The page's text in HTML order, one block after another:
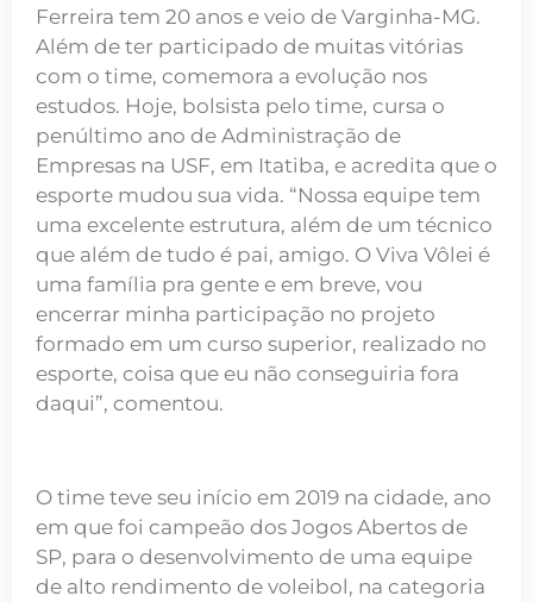
Ferreira tem 20 anos e veio de Varginha-MG.
Além de ter participado de muitas vitórias
com o time, comemora a evolução nos
estudos. Hoje, bolsista pelo time, cursa o
penúltimo ano de Administração de
Empresas na USF, em Itatiba, e acredita que o
esporte mudou sua vida. “Nossa equipe tem
uma excelente estrutura, além de um técnico
que além de tudo é pai, amigo. O Viva Vôlei é
uma família pra gente e em breve, vou
encerrar minha participação no projeto
formado em um curso superior, realizado no
esporte, coisa que eu não conseguiria fora
daqui”, comentou.
O time teve seu início em 2019 na cidade, ano
em que foi campeão dos Jogos Abertos de
SP, para o desenvolvimento de uma equipe
de alto rendimento de voleibol, na categoria